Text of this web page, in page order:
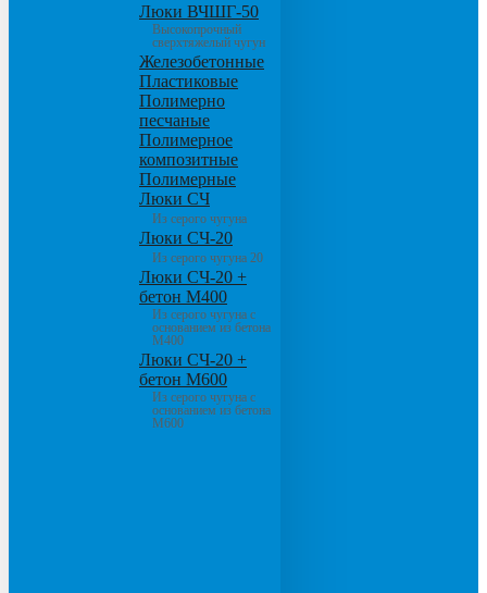
Люки ВЧШГ-50
Высокопрочный
сверхтяжелый чугун
Железобетонные
Пластиковые
Полимерно
песчаные
Полимерное
композитные
Полимерные
Люки СЧ
Из серого чугуна
Люки СЧ-20
Из серого чугуна 20
Люки СЧ-20 +
бетон М400
Из серого чугуна с
основанием из бетона
М400
Люки СЧ-20 +
бетон М600
Из серого чугуна с
основанием из бетона
М600